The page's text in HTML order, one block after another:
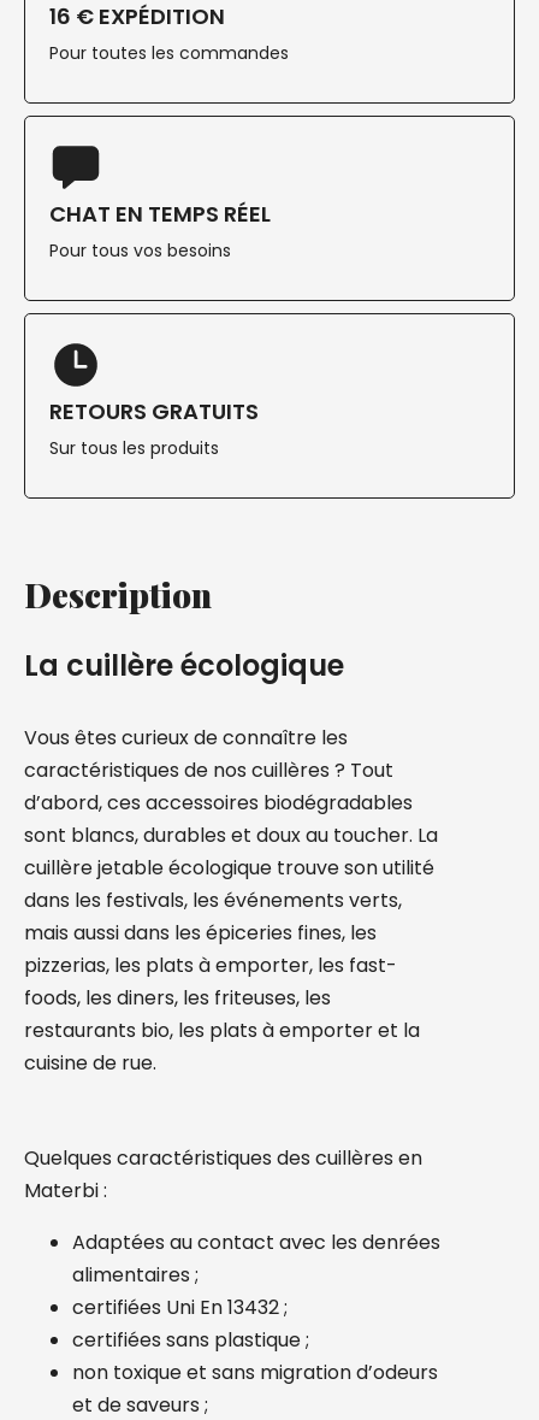
16 € EXPÉDITION
Pour toutes les commandes
CHAT EN TEMPS RÉEL
Pour tous vos besoins
RETOURS GRATUITS
Sur tous les produits
Description
La cuillère écologique
Vous êtes curieux de connaître les
caractéristiques de nos cuillères ? Tout
d’abord, ces accessoires biodégradables
sont blancs, durables et doux au toucher. La
cuillère jetable écologique trouve son utilité
dans les festivals, les événements verts,
mais aussi dans les épiceries fines, les
pizzerias, les plats à emporter, les fast-
foods, les diners, les friteuses, les
restaurants bio, les plats à emporter et la
cuisine de rue.
Quelques caractéristiques des cuillères en
Materbi :
Adaptées au contact avec les denrées
alimentaires ;
certifiées Uni En 13432 ;
certifiées sans plastique ;
non toxique et sans migration d’odeurs
et de saveurs ;